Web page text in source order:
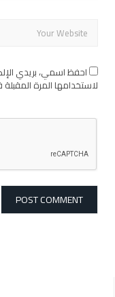
احفظ اسمي، بريدي
لاستخدامها المرة